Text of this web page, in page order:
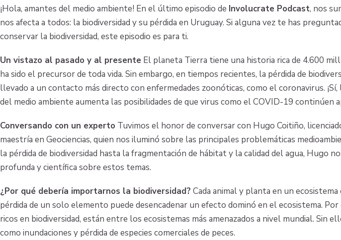
¡Hola, amantes del medio ambiente! En el último episodio de Involucrate Podcast, nos
nos afecta a todos: la biodiversidad y su pérdida en Uruguay. Si alguna vez te has
conservar la biodiversidad, este episodio es para ti.
Un vistazo al pasado y al presente El planeta Tierra tiene una historia rica de 4.600
ha sido el precursor de toda vida. Sin embargo, en tiempos recientes, la pérdida de
llevado a un contacto más directo con enfermedades zoonóticas, como el coronavirus. ¡Sí,
del medio ambiente aumenta las posibilidades de que virus como el COVID-19 continúen
Conversando con un experto Tuvimos el honor de conversar con Hugo Coitiño,
maestría en Geociencias, quien nos iluminó sobre las principales problemáticas
la pérdida de biodiversidad hasta la fragmentación de hábitat y la calidad del agua, Hugo
profunda y científica sobre estos temas.
¿Por qué debería importarnos la biodiversidad? Cada animal y planta en un
pérdida de un solo elemento puede desencadenar un efecto dominó en el ecosistema.
ricos en biodiversidad, están entre los ecosistemas más amenazados a nivel mundial. Sin
como inundaciones y pérdida de especies comerciales de peces.